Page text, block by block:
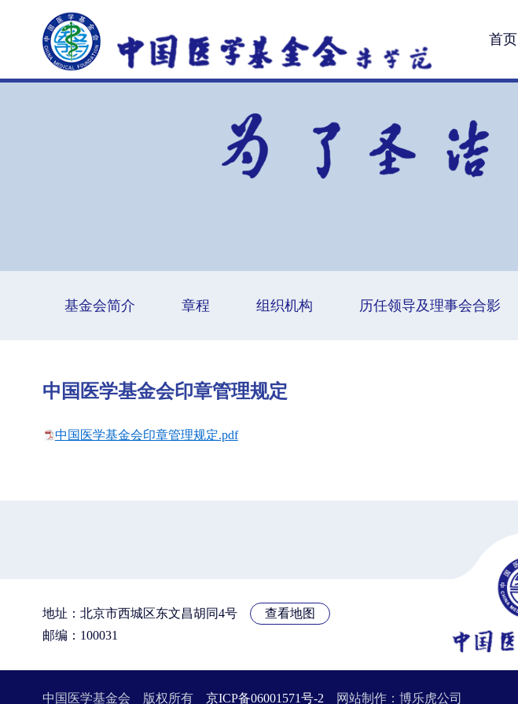
首页
基金会简介 章程 组织机构 历任领导及理事会合影
中国医学基金会印章管理规定
中国医学基金会印章管理规定.pdf
地址：北京市西城区东文昌胡同4号
查看地图
邮编：100031
中国医学基金会 版权所有 京ICP备06001571号-2 网站制作： 博乐虎公司